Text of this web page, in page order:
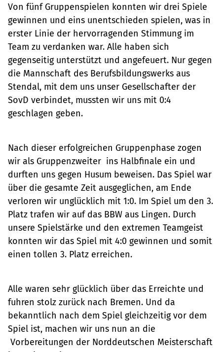
Von fünf Gruppenspielen konnten wir drei Spiele
gewinnen und eins unentschieden spielen, was in
erster Linie der hervorragenden Stimmung im
Team zu verdanken war. Alle haben sich
gegenseitig unterstützt und angefeuert. Nur gegen
die Mannschaft des Berufsbildungswerks aus
Stendal, mit dem uns unser Gesellschafter der
SovD verbindet, mussten wir uns mit 0:4
geschlagen geben.
Nach dieser erfolgreichen Gruppenphase zogen
wir als Gruppenzweiter ins Halbfinale ein und
durften uns gegen Husum beweisen. Das Spiel war
über die gesamte Zeit ausgeglichen, am Ende
verloren wir unglücklich mit 1:0. Im Spiel um den 3.
Platz trafen wir auf das BBW aus Lingen. Durch
unsere Spielstärke und den extremen Teamgeist
konnten wir das Spiel mit 4:0 gewinnen und somit
einen tollen 3. Platz erreichen.
Alle waren sehr glücklich über das Erreichte und
fuhren stolz zurück nach Bremen. Und da
bekanntlich nach dem Spiel gleichzeitig vor dem
Spiel ist, machen wir uns nun an die
Vorbereitungen der Norddeutschen Meisterschaft